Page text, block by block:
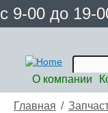
с 9-00 до 19-
О компании
Главная /